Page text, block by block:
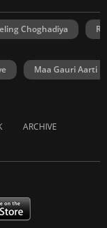
Choghadiya
Maa Gauri Aarti
ARCHIVE